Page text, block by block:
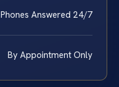
Phones Answered 24/7
By Appointment Only